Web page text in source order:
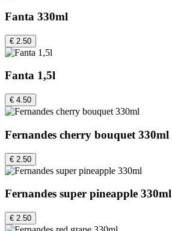
Fanta 330ml
€ 2.50
Fanta 1,5l
€ 4.50
Fernandes cherry bouquet 330ml
€ 2.50
Fernandes super pineapple 330ml
€ 2.50